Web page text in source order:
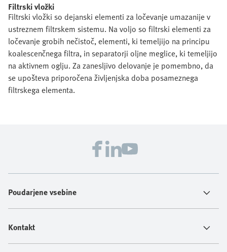
Filtrski vložki
Filtrski vložki so dejanski elementi za ločevanje umazanije v
ustreznem filtrskem sistemu. Na voljo so filtrski elementi za
ločevanje grobih nečistoč, elementi, ki temeljijo na principu
koalescenčnega filtra, in separatorji oljne meglice, ki temeljijo
na aktivnem oglju. Za zanesljivo delovanje je pomembno, da
se upošteva priporočena življenjska doba posameznega
filtrskega elementa.
Poudarjene vsebine
Kontakt